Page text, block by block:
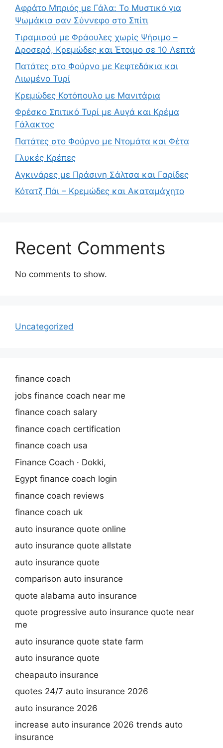
Αφράτο Μπριός με Γάλα: Το Μυστικό για
Ψωμάκια σαν Σύννεφο στο Σπίτι
Τιραμισού με Φράουλες χωρίς Ψήσιμο –
Δροσερό, Κρεμώδες και Έτοιμο σε 10 Λεπτά
Πατάτες στο Φούρνο με Κεφτεδάκια και
Λιωμένο Τυρί
Κρεμώδες Κοτόπουλο με Μανιτάρια
Φρέσκο Σπιτικό Τυρί με Αυγά και Κρέμα
Γάλακτος
Πατάτες στο Φούρνο με Ντομάτα και Φέτα
Γλυκές Κρέπες
Αγκινάρες με Πράσινη Σάλτσα και Γαρίδες
Κότατζ Πάι – Κρεμώδες και Ακαταμάχητο
Recent Comments
No comments to show.
Uncategorized
finance coach
jobs finance coach near me
finance coach salary
finance coach certification
finance coach usa
Finance Coach · Dokki,
Egypt finance coach login
finance coach reviews
finance coach uk
auto insurance quote online
auto insurance quote allstate
auto insurance quote
comparison auto insurance
quote alabama auto insurance
quote progressive auto insurance quote near
me
auto insurance quote state farm
auto insurance quote
cheapauto insurance
quotes 24/7 auto insurance 2026
auto insurance 2026
increase auto insurance 2026 trends auto
insurance